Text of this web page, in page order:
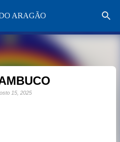
principal
ARAGÃO
15, 2025